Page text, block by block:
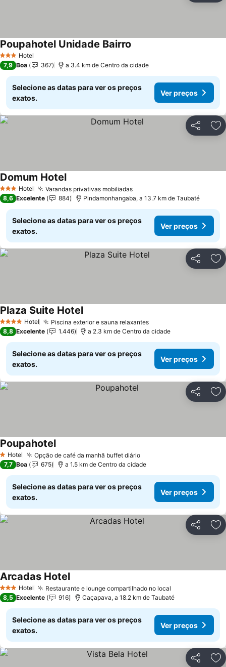
3 EstrelasHotel
Poupahotel Unidade Bairro
7,9 Boa 367 a 3.4 km de Centro da cidade
Selecione as datas para ver os preços
exatos.
Ver preços
Partilhar
3 EstrelasHotel Varandas privativas mobiliadasVer preços
Domum HotelVer preços
8,6 Excelente 884 Pindamonhangaba, a 13.7 km de Taubaté
Selecione as datas para ver os preços
exatos.
Ver preços
Partilhar
4 EstrelasHotel Piscina exterior e sauna relaxantesVer preços
Plaza Suite HotelVer preços
8,8 Excelente 1.446 a 2.3 km de Centro da cidade
Selecione as datas para ver os preços
exatos.
Ver preços
Partilhar
1 Estrelas
Hotel Opção de café da manhã buffet diárioVer preços
PoupahotelVer preços
7,7 Boa 675 a 1.5 km de Centro da cidade
Selecione as datas para ver os preços
exatos.
Ver preços
Partilhar
3 EstrelasHotel Restaurante e lounge compartilhado no local
Arcadas HotelVer preços
8,5 Excelente 916 Caçapava, a 18.2 km de Taubaté
Selecione as datas para ver os preços
exatos.
Ver preços
Partilhar